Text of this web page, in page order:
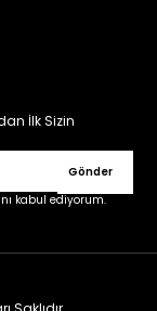
İlk Sizin
Gönder
kabul ediyorum.